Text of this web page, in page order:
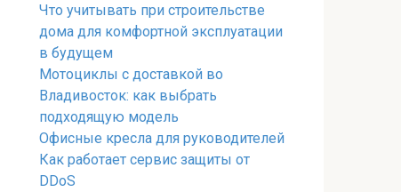
Что учитывать при строительстве
дома для комфортной эксплуатации
в будущем
Мотоциклы с доставкой во
Владивосток: как выбрать
подходящую модель
Офисные кресла для руководителей
Как работает сервис защиты от
DDoS